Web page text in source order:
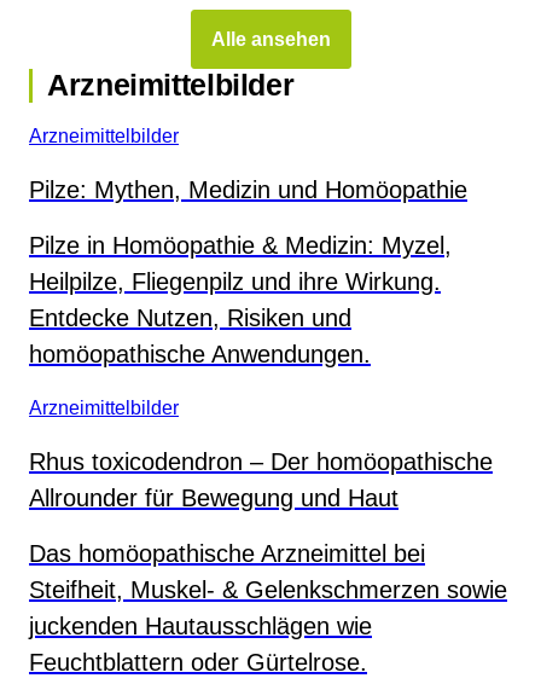
Alle ansehen
Arzneimittelbilder
Arzneimittelbilder
Pilze: Mythen, Medizin und Homöopathie
Pilze in Homöopathie & Medizin: Myzel,
Heilpilze, Fliegenpilz und ihre Wirkung.
Entdecke Nutzen, Risiken und
homöopathische Anwendungen.
Arzneimittelbilder
Rhus toxicodendron – Der homöopathische
Allrounder für Bewegung und Haut
Das homöopathische Arzneimittel bei
Steifheit, Muskel- & Gelenkschmerzen sowie
juckenden Hautausschlägen wie
Feuchtblattern oder Gürtelrose.